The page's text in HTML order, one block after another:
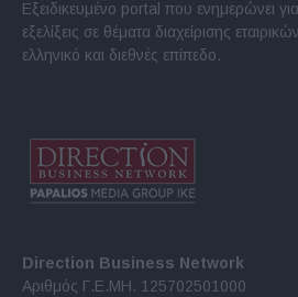
Εξειδικευμένο portal που ενημερώνει για
εξελίξεις σε θέματα διαχείρισης
ελληνικό και διεθνές επίπεδο.
Direction Business Network
Αριθμός Γ.Ε.ΜΗ. 125702501000